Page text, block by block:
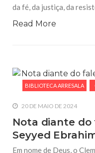
da fé, da justiça, da
Read More
BIBLIOTECA ARRESALA
20 DE MAIO DE 2024
Nota diante
Seyyed
Em nome de Deus, o